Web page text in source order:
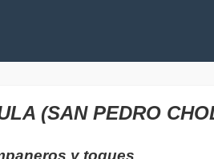
(SAN PEDRO
y toques